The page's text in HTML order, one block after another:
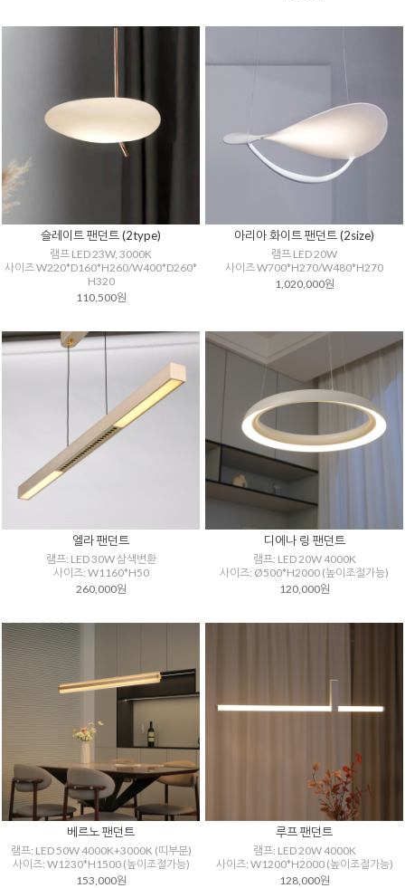
슬레이트 팬던트 (2type)
램프 LED 23W, 3000K
사이즈 W220*D160*H260/W400*D260*
H320
110,500원
아리아 화이트 팬던트 (2size)
램프 LED 20W
사이즈 W700*H270/W480*H270
1,020,000원
엘라 팬던트
램프: LED 30W 삼색변환
사이즈: W1160*H50
260,000원
디에나 링 팬던트
램프: LED 20W 4000K
사이즈: Ø500*H2000 (높이조절가능)
120,000원
베르노 팬던트
램프: LED 50W 4000K+3000K (띠부분)
사이즈: W1230*H1500 (높이조절가능)
153,000원
루프 팬던트
램프: LED 20W 4000K
사이즈: W1200*H2000 (높이조절가능)
128,000원